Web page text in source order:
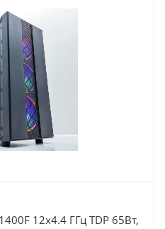
12x4.4 ГГц TDP 65Вт,